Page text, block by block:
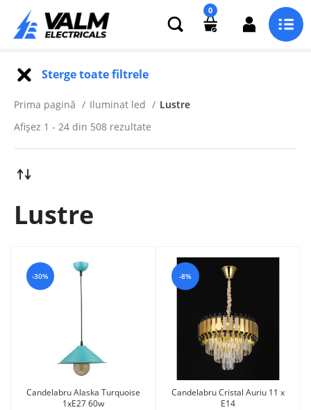
0
Sterge toate filtrele
Prima pagină Iluminat led
Lustre
Afișez 1 - 24 din 508 rezultate
Lustre
-30%
Candelabru Alaska Turquoise
1xE27 60w
-8%
Candelabru Cristal Auriu 11 x
E14